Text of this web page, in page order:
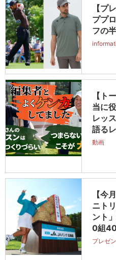
【プ
ププ
フの
【ト
当に
レッ
語る
動画
【今
ニト
ント
0組
プレゼ